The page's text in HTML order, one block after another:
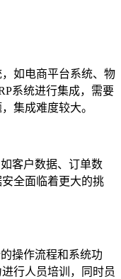
如电商平台系统、物
系统进行集成，需要
集成难度较大。
客户数据、订单数
全面临着更大的挑
操作流程和系统功
行人员培训，同时员